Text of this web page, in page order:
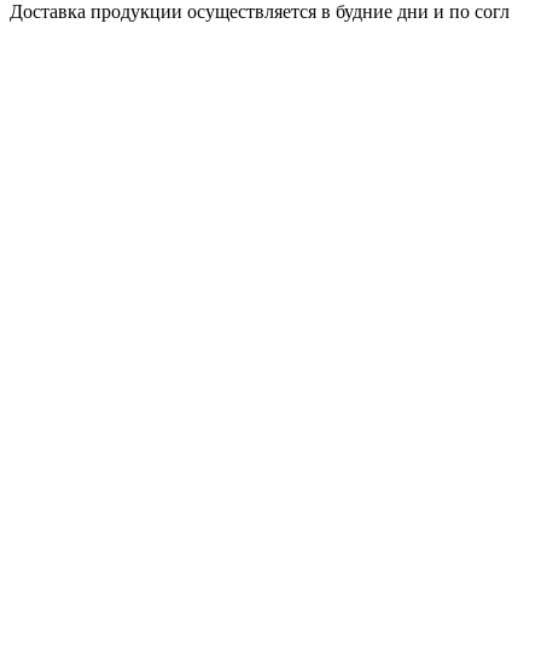
Доставка продукции осуществляется в будние дни и по согл